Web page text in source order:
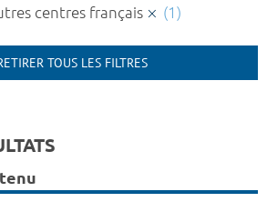
centres français
(1)
TOUS LES FILTRES